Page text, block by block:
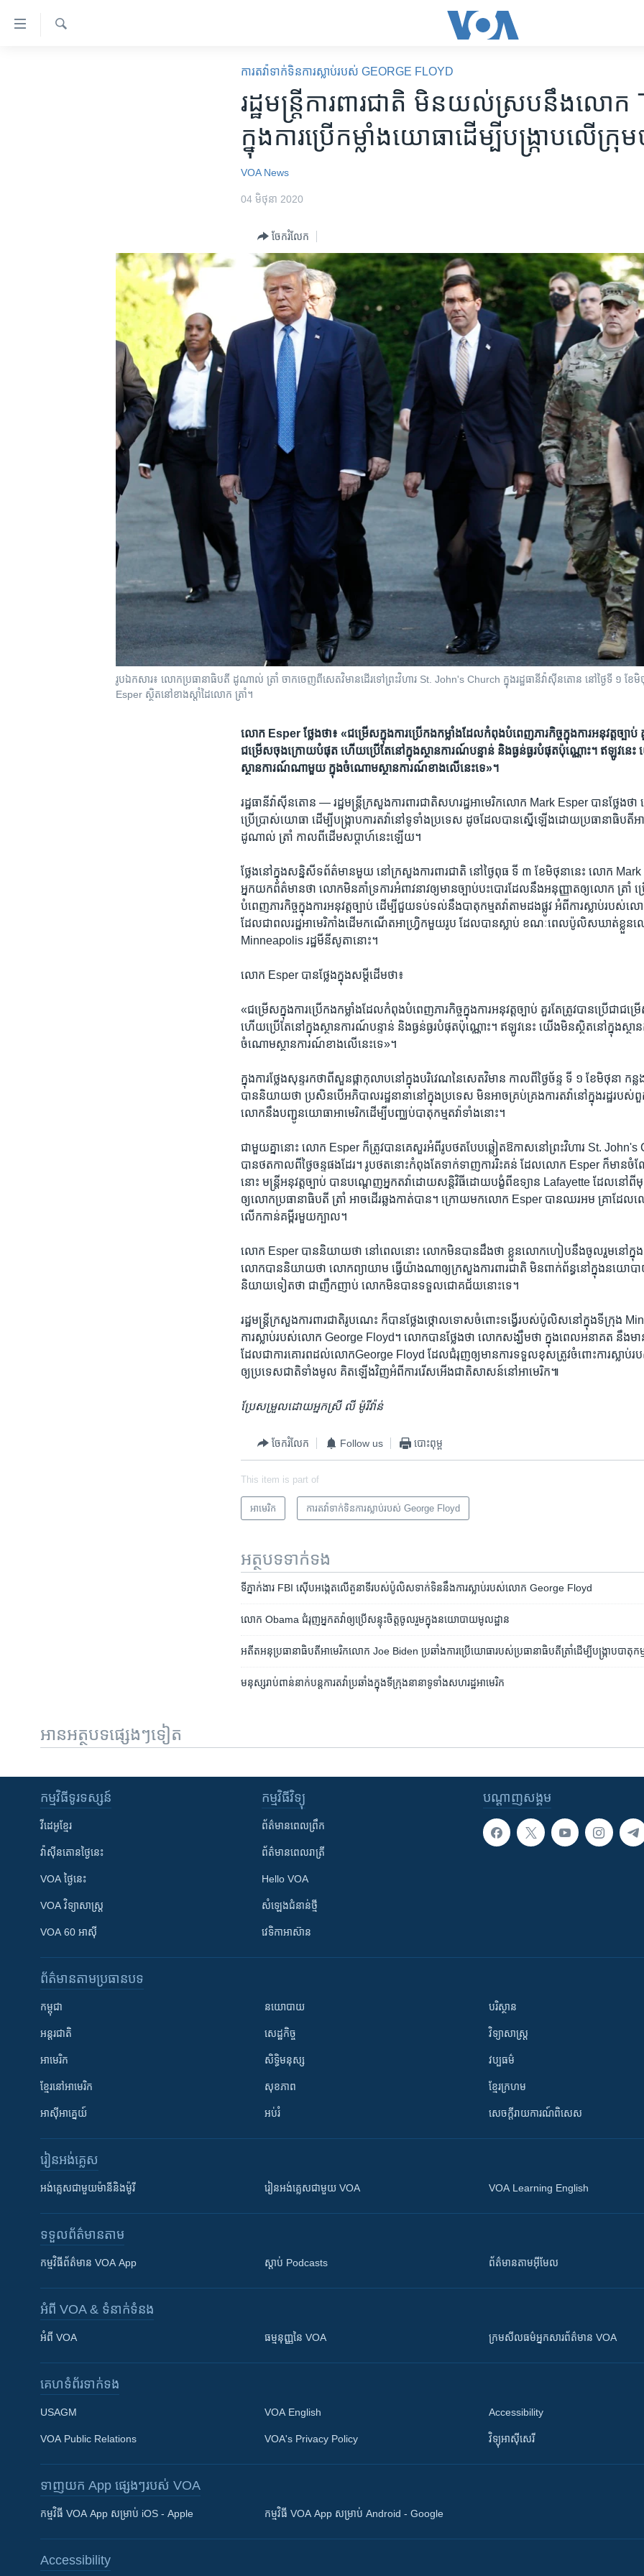
ទៅ​
Khmer English
ការតវ៉ាទាក់ទិនការស្លាប់របស់ GEORGE FLOYD
រដ្ឋមន្រ្តី​ការពារ​ជាតិ មិន​យល់ស្រប​នឹង​លោក
ក្នុងការប្រើ​កម្លាំង​យោធា​ដើម្បី​បង្ក្រាប​លើ​ក្រុ
VOA News
04 មិថុនា 2020
ចែករំលែក
រូបឯកសារ៖ លោក​ប្រធានាធិបតី ដូណាល់ ត្រាំ ចាកចេញ​ពី​សេតវិមាន​ដើរ​ទៅ​ព្រះវិហារ St. John's Church ក្នុង​រដ្ឋធានី​វ៉ាស៊ីនតោន នៅ​ថ្ងៃទី ១ ខែមិថុ
Esper ស្ថិតនៅ​ខាងស្តាំ​ដៃ​លោក ត្រាំ។
លោក Esper ថ្លែង​ថា៖ «ជម្រើស​ក្នុងការ​ប្រើ​កងកម្លាំង​ដែល​កំពុង​បំពេញ​ភារកិច្ច​ក្នុងការ​អនុវត្ត​ច្បាប់
ជម្រើស​ចុងក្រោយ​បំផុត ហើយប្រើ​តែ​នៅ​ក្នុង​ស្ថានការណ៍​បន្ទាន់ និង​ធ្ងន់ធ្ងរ​បំផុត​ប៉ុណ្ណោះ។ ឥឡូវនេះ
ស្ថានការណ៍​ណា​មួយ ក្នុង​ចំណោម​ស្ថានការណ៍​ខាងលើ​នេះ​ទេ»។
រដ្ឋធានីវ៉ាស៊ីនតោន —រដ្ឋមន្រ្តី​ក្រសួង​ការពារ​ជាតិ​សហរដ្ឋ​អាមេរិក​លោក Mark Esper បាន​ថ្លែង​ថ
ប្រើប្រាស់​យោធា ដើម្បី​បង្ក្រាប​ការ​តវ៉ា​នៅ​ទូទាំង​ប្រទេស ដូច​ដែល​បាន​ស្នើ​ឡើង​ដោយ​ប្រធានាធិបតី​
ដូណាល់ ត្រាំ កាលពី​ដើម​សប្តាហ៍​នេះ​ឡើយ។
ថ្លែង​នៅក្នុង​សន្និសីទ​ព័ត៌មាន​មួយ នៅ​ក្រសួង​ការពារជាតិ ​នៅ​ថ្ងៃពុធ ទី ៣ ខែមិថុនា​នេះ លោក Mark
អ្នកយកព័ត៌មាន​ថា លោក​មិន​គាំទ្រ​ការ​អំពាវនាវ​ឲ្យ​មាន​ច្បាប់​បះបោរ​ដែល​នឹង​អនុញ្ញាត​ឲ្យ​លោក ត្រាំ
បំពេញ​ភារកិច្ច​ក្នុង​ការ​អនុវត្ត​ច្បាប់ ដើម្បី​ជួយ​ទប់ទល់​នឹង​បាតុកម្ម​តវ៉ា​តាមដងផ្លូវ​ អំពី​ការ​ស្លាប់​របស់​
ដែល​ជា​ពលរដ្ឋ​អាមេរិកាំង​ដើម​កណើត​អាហ្រ្វិក​មួយ​រូប ដែល​បាន​ស្លាប់ ខណៈ​ពេលប៉ូលិស​ឃាត់​ខ្លួន​
Minneapolis រដ្ឋមីនីសូតា​នោះ។
លោក Esper បាន​ថ្លែង​ក្នុង​សម្តី​ដើម​ថា៖
«ជម្រើស​ក្នុងការ​ប្រើ​កង​កម្លាំង​ដែល​កំពុង​បំពេញ​ភារកិច្ច​ក្នុងការ​អនុវត្ត​ច្បាប់ គួរតែ​ត្រូវបាន​ប្រើ​ជា​
ហើយប្រើ​តែ​នៅ​ក្នុង​ស្ថានការណ៍​បន្ទាន់ និង​ធ្ងន់ធ្ងរ​បំផុត​ប៉ុណ្ណោះ។ ឥឡូវនេះ យើង​មិន​ស្ថិត​នៅក្នុង​ស្
ចំណោម​ស្ថានការណ៍​ខាងលើ​នេះ​ទេ»។
ក្នុង​ការថ្លែង​សុន្ទរកថា​ពី​សួន​ផ្កាកុលាប​នៅក្នុង​បរិវេណ​នៃ​សេតវិមាន កាលពី​ថ្ងៃច័ន្ទ ទី ១ ខែមិថុនា កន្
បាន​និយាយ​ថា ប្រសិនបើ​អភិបាលរដ្ឋ​នានា​នៅក្នុង​ប្រទេស មិន​អាច​គ្រប់គ្រង​ការ​តវ៉ា​នៅក្នុង​រដ្ឋ​របស់​
លោក​នឹង​បញ្ជូន​យោធា​អាមេរិក​ដើម្បី​បញ្ឈប់​បាតុកម្ម​តវ៉ា​ទាំងនោះ។
ជាមួយ​គ្នា​នោះ លោក Esper ក៏​ត្រូវ​បាន​គេ​សួរ​អំពី​រូបថត​បែប​ឆ្លៀត​ឱកាស​នៅ​ព្រះ​វិហារ St. John's
បាន​ថត​កាលពី​ថ្ងៃចន្ទផង​ដែរ។ រូប​ថត​នោះ​កំពុង​តែ​ទាក់ទាញ​ការ​រិះគន់​ ដែល​លោក Esper ក៏​មាន​
នោះ មន្រ្តី​អនុវត្ត​ច្បាប់ បាន​បណ្តេញ​អ្នក​តវ៉ា​ដោយ​សន្តិវិធី​ដោយ​បង្ខំ​ពី​ឧទ្យាន Lafayette ដែល​នៅ​ពី
ឲ្យ​លោក​ប្រធានាធិបតី ត្រាំ អាច​ដើរឆ្លង​កាត់​បាន។ ក្រោយមក​លោក Esper បាន​ឈរ​អម​ គ្រាដែល​
លើក​កាន់​គម្ពីរ​មួយ​ក្បាល។
លោក Esper បាន​និយាយ​ថា នៅ​ពេល​នោះ លោក​មិន​បាន​ដឹង​ថា ខ្លួន​លោក​ហៀប​នឹង​ចូលរួម​នៅក្នុង​ក
លោក​បាន​និយាយ​ថា លោក​ព្យាយាម ធ្វើ​យ៉ាងណា​ឲ្យ​ក្រសួង​ការពារជាតិ មិន​ពាក់ព័ន្ធ​នៅក្នុង​នយោប
និយាយ​ទៀត​ថា ជាញឹកញាប់ លោក​មិន​បាន​ទទួល​ជោគជ័យនោះ​ទេ។
រដ្ឋមន្រ្តី​ក្រសួង​ការពារជាតិ​រូប​ណេះ ក៏​បាន​ថ្លែងថ្កោលទោស​ចំពោះ​ទង្វើ​របស់​ប៉ូលិស​នៅក្នុង​ទីក្រុង​
ការស្លាប់​របស់​លោក George Floyd។ លោក​បាន​ថ្លែង​ថា លោក​សង្ឃឹម​ថា ក្នុង​ពេល​អនាគត នឹង​មា
ដែល​ជា​ការ​គោរព​ដល់​លោកGeorge Floyd ដែល​ជំរុញ​ឲ្យ​មាន​ការ​ទទួល​ខុសត្រូវ​ចំពោះ​ការស្លា
ឲ្យ​ប្រទេស​ជាតិ​ទាំងមូល គិតឡើងវិញ​អំពី​ការ​រើសអើង​ជាតិ​សាសន៍​នៅ​អាមេរិក៕
ប្រែសម្រួលដោយអ្នកស្រី លី ម៉ូរីវ៉ាន់
ចែករំលែក Follow us បោះពុម្ព
This item is part of
អាមេរិក​ ការតវ៉ាទាក់ទិនការស្លាប់របស់ George Floyd
អត្ថបទ​ទាក់ទង
ទីភ្នាក់ងារ FBI ស៊ើបអង្កេត​លើ​តួនាទី​របស់​ប៉ូលិស​ទាក់ទិន​នឹង​ការ​ស្លាប់​របស់​លោក George Floyd
លោក Obama ជំរុញ​អ្នក​តវ៉ា​ឲ្យ​ប្រើ​សន្ទុះ​ចិត្ត​ចូលរួម​ក្នុង​នយោបាយ​មូលដ្ឋាន
អតីត​អនុប្រធានាធិបតី​អាមេរិក​លោក Joe Biden ប្រឆាំង​ការ​ប្រើ​យោធា​របស់​ប្រធានាធិបតី​ត្រាំ​ដើម្បី​បង្ក្រាប​បាតុកម្
មនុស្សរាប់ពាន់នាក់បន្តការតវ៉ាប្រឆាំងក្នុងទីក្រុងនានាទូទាំងសហរដ្ឋអាមេរិក
អានអត្ថបទផ្សេងៗទៀត
បណ្តាញ​សង្គម
កម្មវិធី​ទូរទស្សន៍
វីដេអូ​ខ្មែរ
វ៉ាស៊ីនតោន​ថ្ងៃ​នេះ
VOA ថ្ងៃនេះ
VOA ​វិទ្យាសាស្ត្រ
VOA 60 អាស៊ី
កម្មវិធី​វិទ្យុ
ព័ត៌មាន​ពេល​ព្រឹក
ព័ត៌មាន​​ពេល​រាត្រី
Hello VOA
សំឡេង​ជំនាន់​ថ្មី
វេទិកា​អាស៊ាន
ព័ត៌មាន​តាមប្រធានបទ​
កម្ពុជា
អន្តរជាតិ
អាមេរិក
ខ្មែរ​នៅអាមេរិក
អាស៊ីអាគ្នេយ៍
នយោបាយ
សេដ្ឋកិច្ច
សិទ្ធិមនុស្ស
សុខភាព
អប់រំ
បរិស្ថាន
វិទ្យាសាស្រ្ត
វប្បធម៌
ខ្មែរក្រហម
សេចក្តីរាយការណ៍ពិសេស
រៀន​​អង់គ្លេស
អង់គ្លេស​ជាមួយ​ម៉ានី​និង​ម៉ូរី រៀន​​​​​​អង់គ្លេស​​ជាមួយ VOA VOA Learning English
ទទួល​ព័ត៌មាន​តាម
កម្មវិធី​ព័ត៌មាន VOA App ស្តាប់ Podcasts ព័ត៌មាន​តាម​អ៊ីមែល
អំពី​ VOA & ទំនាក់ទំនង
អំពី​ VOA ធម្មនុញ្ញ​នៃ VOA ក្រម​​​សីលធម៌​​​អ្នក​​​សារព័ត៌មាន VOA
គេហទំព័រ​​ទាក់ទង
USAGM
VOA Public Relations
VOA English
VOA's Privacy Policy
Accessibility
វិទ្យុ​អាស៊ី​សេរី
ទាញយក​ App ផ្សេងៗ​របស់​ VOA
កម្មវិធី​ VOA App សម្រាប់ iOS - Apple កម្មវិធី​ VOA App សម្រាប់ Android - Google
Accessibility